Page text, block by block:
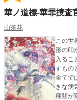
華ノ道標-華罪捜査
山茶花
この世
形の印
入るこ
すもの
全てでは無い。 一般的には、
きな病
種類が変化する